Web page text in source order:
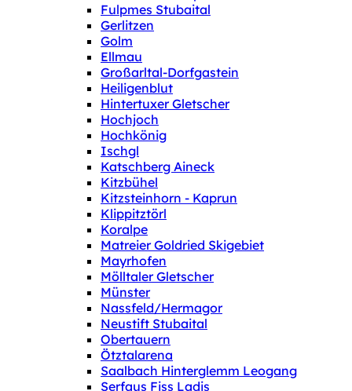
Fulpmes Stubaital
Gerlitzen
Golm
Ellmau
Großarltal-Dorfgastein
Heiligenblut
Hintertuxer Gletscher
Hochjoch
Hochkönig
Ischgl
Katschberg Aineck
Kitzbühel
Kitzsteinhorn - Kaprun
Klippitztörl
Koralpe
Matreier Goldried Skigebiet
Mayrhofen
Mölltaler Gletscher
Münster
Nassfeld/Hermagor
Neustift Stubaital
Obertauern
Ötztalarena
Saalbach Hinterglemm Leogang
Serfaus Fiss Ladis